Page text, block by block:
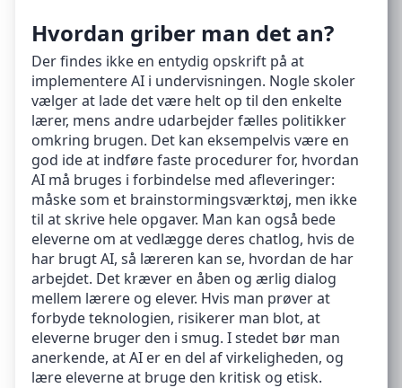
Hvordan griber man det an?
Der findes ikke en entydig opskrift på at
implementere AI i undervisningen. Nogle skoler
vælger at lade det være helt op til den enkelte
lærer, mens andre udarbejder fælles politikker
omkring brugen. Det kan eksempelvis være en
god ide at indføre faste procedurer for, hvordan
AI må bruges i forbindelse med afleveringer:
måske som et brainstormingsværktøj, men ikke
til at skrive hele opgaver. Man kan også bede
eleverne om at vedlægge deres chatlog, hvis de
har brugt AI, så læreren kan se, hvordan de har
arbejdet. Det kræver en åben og ærlig dialog
mellem lærere og elever. Hvis man prøver at
forbyde teknologien, risikerer man blot, at
eleverne bruger den i smug. I stedet bør man
anerkende, at AI er en del af virkeligheden, og
lære eleverne at bruge den kritisk og etisk.